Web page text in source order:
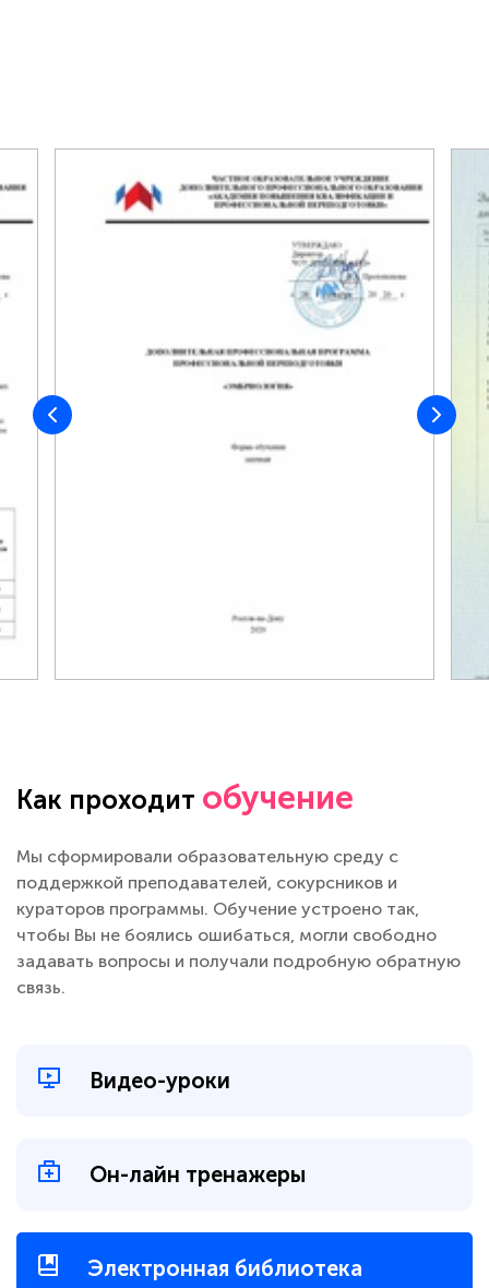
Как проходит обучение
Мы сформировали образовательную среду с
поддержкой преподавателей, сокурсников и
кураторов программы. Обучение устроено так,
чтобы Вы не боялись ошибаться, могли свободно
задавать вопросы и получали подробную обратную
связь.
Видео-уроки
Он-лайн тренажеры
Электронная библиотека